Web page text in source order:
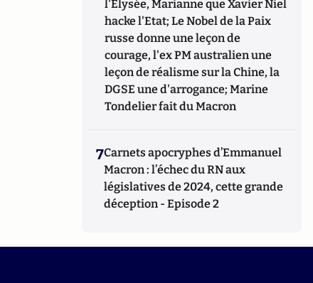
l'Elysée, Marianne que Xavier Niel
hacke l'Etat; Le Nobel de la Paix
russe donne une leçon de
courage, l'ex PM australien une
leçon de réalisme sur la Chine, la
DGSE une d'arrogance; Marine
Tondelier fait du Macron
7Carnets apocryphes d’Emmanuel
Macron : l’échec du RN aux
législatives de 2024, cette grande
déception - Episode 2